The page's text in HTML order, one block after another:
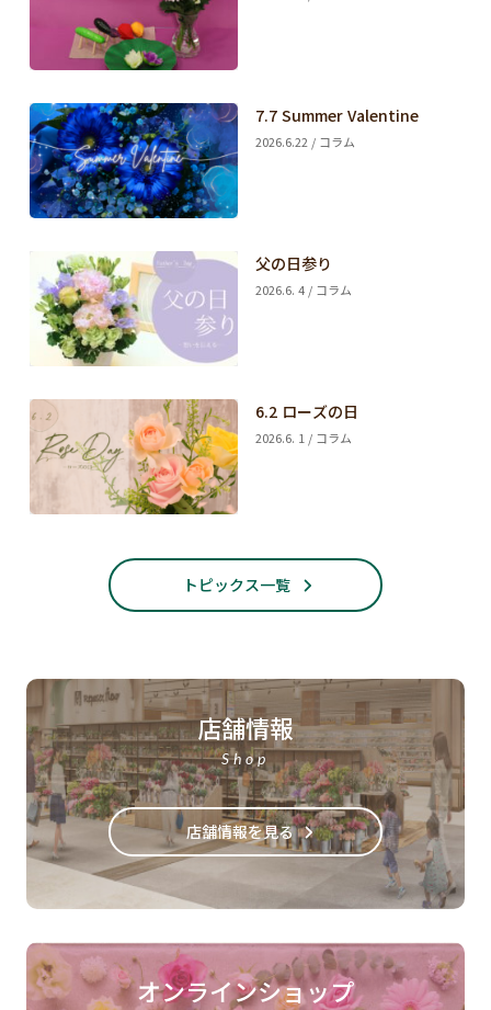
7.7 Summer Valentine
2026.6.22 / コラム
父の日参り
2026.6. 4 / コラム
6.2 ローズの日
2026.6. 1 / コラム
トピックス一覧
店舗情報
Shop
店舗情報を見る
オンラインショップ